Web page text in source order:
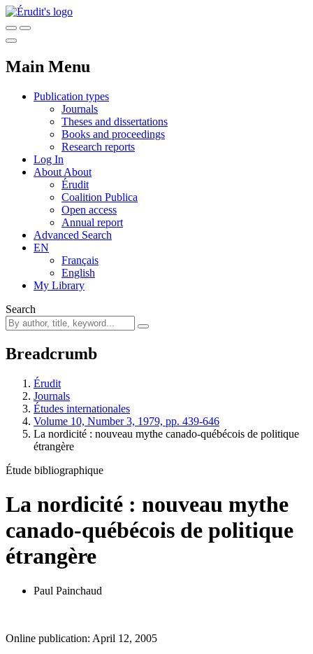
Main Menu
Publication types
Journals
Theses and dissertations
Books and proceedings
Research reports
Log In
About About
Érudit
Coalition Publica
Open access
Annual report
Advanced Search
EN
Français
English
My Library
Search
Breadcrumb
Érudit
Journals
Études internationales
Volume 10, Number 3, 1979, pp. 439-646
La nordicité : nouveau mythe canado-québécois de politique
étrangère
Étude bibliographique
La nordicité : nouveau mythe
canado-québécois de politique
étrangère
Paul Painchaud
Online publication: April 12, 2005